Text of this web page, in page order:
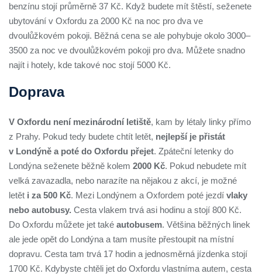
benzínu stojí průměrně 37 Kč. Když budete mít štěstí, seženete
ubytování v Oxfordu za 2000 Kč na noc pro dva ve
dvoulůžkovém pokoji. Běžná cena se ale pohybuje okolo 3000–
3500 za noc ve dvoulůžkovém pokoji pro dva. Můžete snadno
najít i hotely, kde takové noc stojí 5000 Kč.
Doprava
V Oxfordu není mezinárodní letiště, kam by létaly linky přímo
z Prahy. Pokud tedy budete chtít letět, nejlepší je přistát
v Londýně a poté do Oxfordu přejet. Zpáteční letenky do
Londýna seženete běžně kolem 2000 Kč. Pokud nebudete mít
velká zavazadla, nebo narazíte na nějakou z akcí, je možné
letět i za 500 Kč. Mezi Londýnem a Oxfordem poté jezdí vlaky
nebo autobusy. Cesta vlakem trvá asi hodinu a stojí 800 Kč.
Do Oxfordu můžete jet také autobusem. Většina běžných linek
ale jede opět do Londýna a tam musíte přestoupit na místní
dopravu. Cesta tam trvá 17 hodin a jednosměrná jízdenka stojí
1700 Kč. Kdybyste chtěli jet do Oxfordu vlastníma autem, cesta